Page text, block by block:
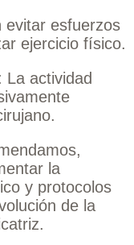
evitar esfuerzos
ejercicio físico.
La actividad
la
y protocolos
de la